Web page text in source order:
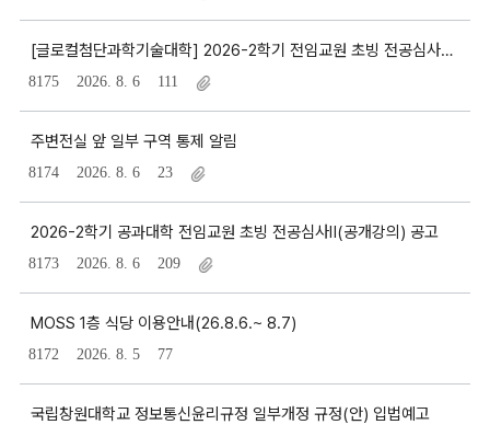
8175
[글로컬첨단과학기술대학] 2026-2학기 전임교원 초빙 전공심사Ⅱ(공개강의) 공고
2026. 8. 6 111
8174
주변전실 앞 일부 구역 통제 알림
2026. 8. 6 23
8173
2026-2학기 공과대학 전임교원 초빙 전공심사Ⅱ(공개강의) 공고
2026. 8. 6 209
8172
MOSS 1층 식당 이용안내(26.8.6.~ 8.7)
2026. 8. 5 77
국립창원대학교 정보통신윤리규정 일부개정 규정(안) 입법예고